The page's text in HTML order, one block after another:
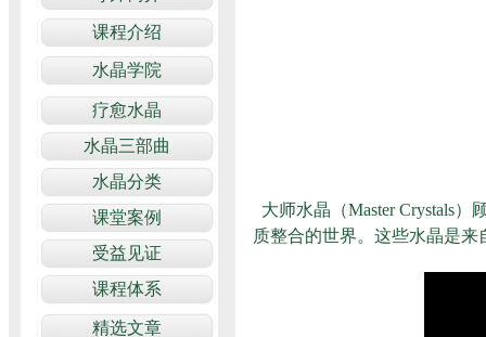
大师水晶（Master Crystals
质整合的世界。这些水晶是